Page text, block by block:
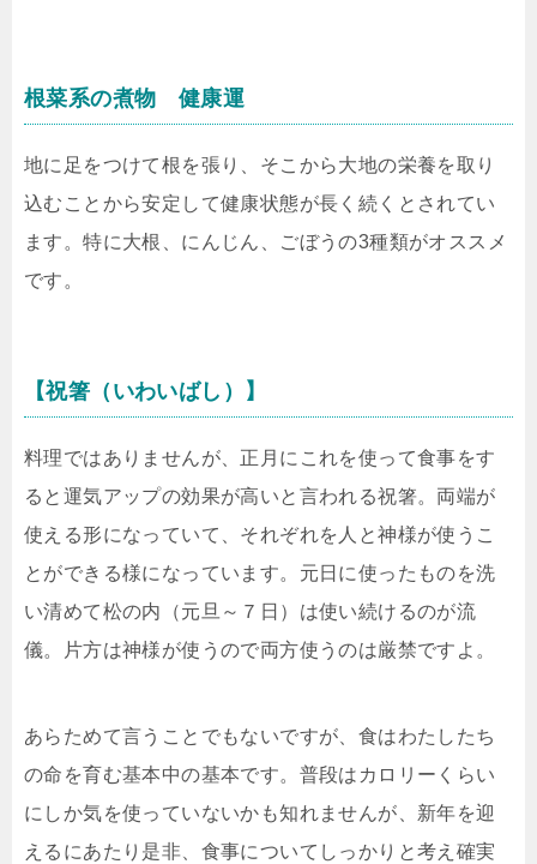
根菜系の煮物 健康運
地に足をつけて根を張り、そこから大地の栄養を取り
込むことから安定して健康状態が長く続くとされてい
ます。特に大根、にんじん、ごぼうの3種類がオススメ
です。
【祝箸（いわいばし）】
料理ではありませんが、正月にこれを使って食事をす
ると運気アップの効果が高いと言われる祝箸。両端が
使える形になっていて、それぞれを人と神様が使うこ
とができる様になっています。元日に使ったものを洗
い清めて松の内（元旦～７日）は使い続けるのが流
儀。片方は神様が使うので両方使うのは厳禁ですよ。
あらためて言うことでもないですが、食はわたしたち
の命を育む基本中の基本です。普段はカロリーくらい
にしか気を使っていないかも知れませんが、新年を迎
えるにあたり是非、食事についてしっかりと考え確実